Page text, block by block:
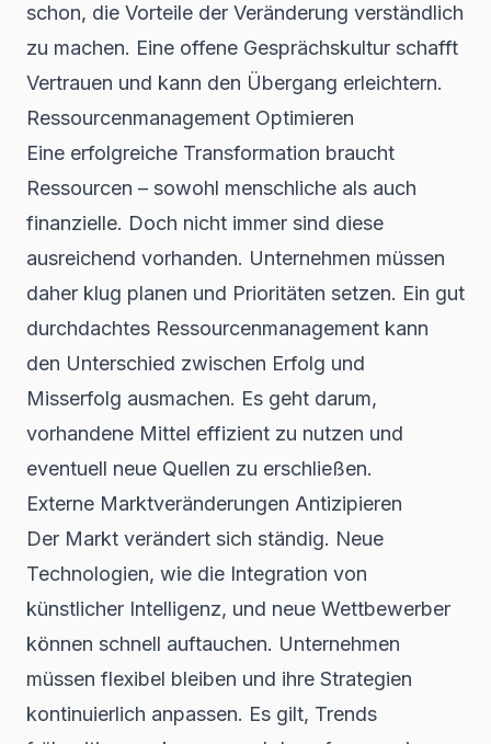
schon, die Vorteile der Veränderung verständlich
zu machen. Eine offene Gesprächskultur schafft
Vertrauen und kann den Übergang erleichtern.
Ressourcenmanagement Optimieren
Eine erfolgreiche Transformation braucht
Ressourcen – sowohl menschliche als auch
finanzielle. Doch nicht immer sind diese
ausreichend vorhanden. Unternehmen müssen
daher klug planen und Prioritäten setzen. Ein gut
durchdachtes Ressourcenmanagement kann
den Unterschied zwischen Erfolg und
Misserfolg ausmachen. Es geht darum,
vorhandene Mittel effizient zu nutzen und
eventuell neue Quellen zu erschließen.
Externe Marktveränderungen Antizipieren
Der Markt verändert sich ständig. Neue
Technologien, wie die Integration von
künstlicher Intelligenz, und neue Wettbewerber
können schnell auftauchen. Unternehmen
müssen flexibel bleiben und ihre Strategien
kontinuierlich anpassen. Es gilt, Trends